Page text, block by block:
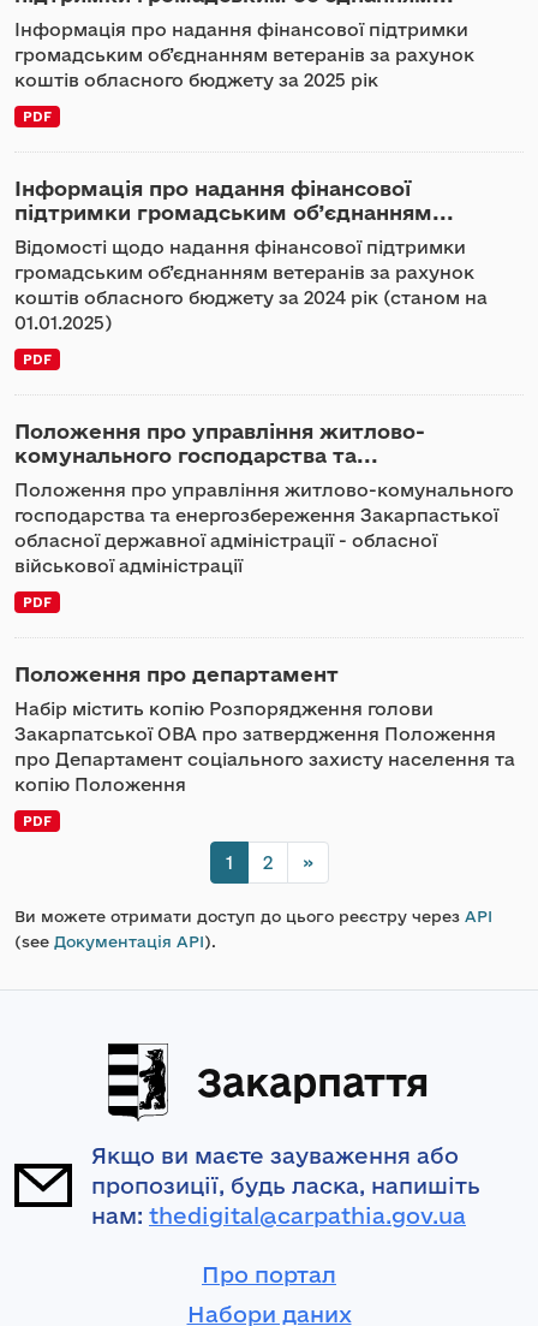
Інформація про надання фінансової підтримки
громадським об’єднанням ветеранів за рахунок
коштів обласного бюджету за 2025 рік
PDF
Інформація про надання фінансової
підтримки громадським об’єднанням...
Відомості щодо надання фінансової підтримки
громадським об’єднанням ветеранів за рахунок
коштів обласного бюджету за 2024 рік (станом на
01.01.2025)
PDF
Положення про управління житлово-
комунального господарства та...
Положення про управління житлово-комунального
господарства та енергозбереження Закарпастької
обласної державної адміністрації - обласної
військової адміністрації
PDF
Положення про департамент
Набір містить копію Розпорядження голови
Закарпатської ОВА про затвердження Положення
про Департамент соціального захисту населення та
копію Положення
PDF
1 2 »
Ви можете отримати доступ до цього реєстру через API
(see Документація API).
Закарпаття
Якщо ви маєте зауваження або
пропозиції, будь ласка, напишіть
нам: thedigital@carpathia.gov.ua
Про портал
Набори даних